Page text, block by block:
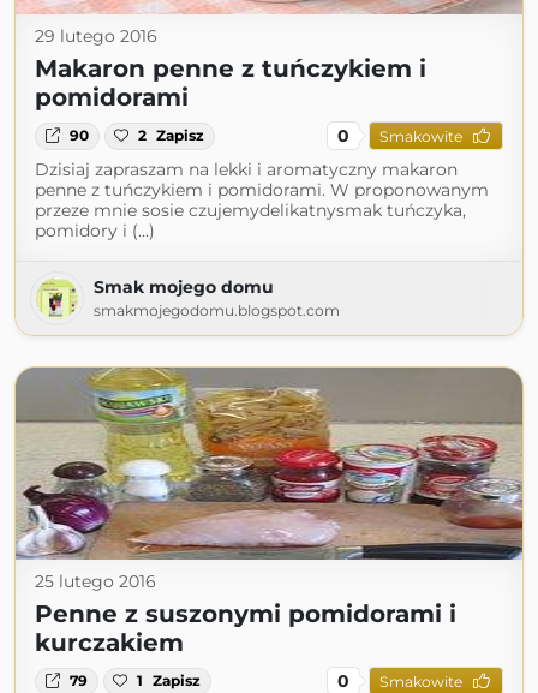
29 lutego 2016
Makaron penne z tuńczykiem i
pomidorami
90 2 Zapisz 0 Smakowite
Dzisiaj zapraszam na lekki i aromatyczny makaron
penne z tuńczykiem i pomidorami. W proponowanym
przeze mnie sosie czujemydelikatnysmak tuńczyka,
pomidory i (...)
Smak mojego domu
smakmojegodomu.blogspot.com
25 lutego 2016
Penne z suszonymi pomidorami i
kurczakiem
79 1 Zapisz 0 Smakowite